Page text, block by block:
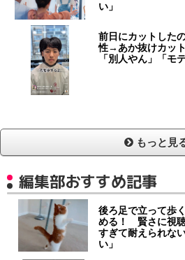
い」
前日にカットした
性→あか抜けカッ
「別人やん」「モ
もっと見
編集部おすすめ記事
後ろ足で立って歩
める！ 賢さに視
すぎて耐えられな
い」